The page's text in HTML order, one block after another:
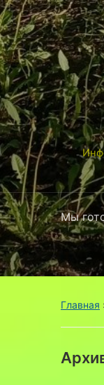
Мы
Главная